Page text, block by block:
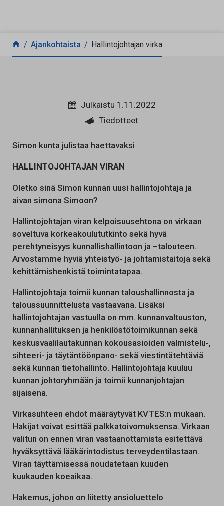
Siirry sisältöön
Ajankohtaista Hallintojohtajan virka
Julkaistu 1.11.2022
Tiedotteet
Simon kunta julistaa haettavaksi
HALLINTOJOHTAJAN VIRAN
Oletko sinä Simon kunnan uusi hallintojohtaja ja
aivan simona Simoon?
Hallintojohtajan viran kelpoisuusehtona on virkaan
soveltuva korkeakoulututkinto sekä hyvä
perehtyneisyys kunnallishallintoon ja –talouteen.
Arvostamme hyviä yhteistyö- ja johtamistaitoja sekä
kehittämishenkistä toimintatapaa.
Hallintojohtaja toimii kunnan taloushallinnosta ja
taloussuunnittelusta vastaavana. Lisäksi
hallintojohtajan vastuulla on mm. kunnanvaltuuston,
kunnanhallituksen ja henkilöstötoimikunnan sekä
keskusvaalilautakunnan kokousasioiden valmistelu-,
sihteeri- ja täytäntöönpano- sekä viestintätehtäviä
sekä kunnan tietohallinto. Hallintojohtaja kuuluu
kunnan johtoryhmään ja toimii kunnanjohtajan
sijaisena.
Virkasuhteen ehdot määräytyvät KVTES:n mukaan.
Hakijat voivat esittää palkkatoivomuksensa. Virkaan
valitun on ennen viran vastaanottamista esitettävä
hyväksyttävä lääkärintodistus terveydentilastaan.
Viran täyttämisessä noudatetaan kuuden
kuukauden koeaikaa.
Hakemus, johon on liitetty ansioluettelo